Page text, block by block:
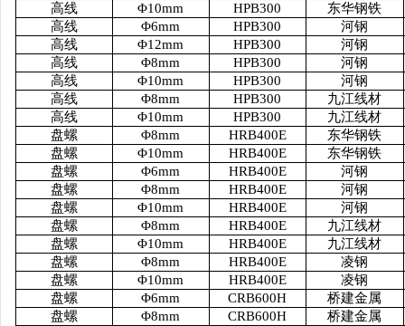
高线
Φ10mm HPB300
东华钢铁
高线
Φ6mm HPB300
河钢
高线
Φ12mm HPB300
河钢
高线
Φ8mm HPB300
河钢
高线
Φ10mm HPB300
河钢
高线
Φ8mm HPB300
九江线材
高线
Φ10mm HPB300
九江线材
盘螺
Φ8mm HRB400E
东华钢铁
盘螺
Φ10mm HRB400E
东华钢铁
盘螺
Φ6mm HRB400E
河钢
盘螺
Φ8mm HRB400E
河钢
盘螺
Φ10mm HRB400E
河钢
盘螺
Φ8mm HRB400E
九江线材
盘螺
Φ10mm HRB400E
九江线材
盘螺
Φ8mm HRB400E
凌钢
盘螺
Φ10mm HRB400E
凌钢
盘螺
Φ6mm CRB600H
桥建金属
盘螺
Φ8mm CRB600H
桥建金属